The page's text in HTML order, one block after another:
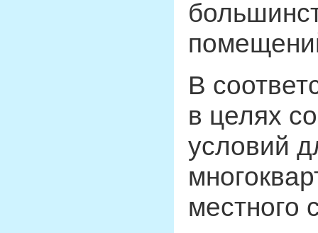
В
в целях
условий
местного